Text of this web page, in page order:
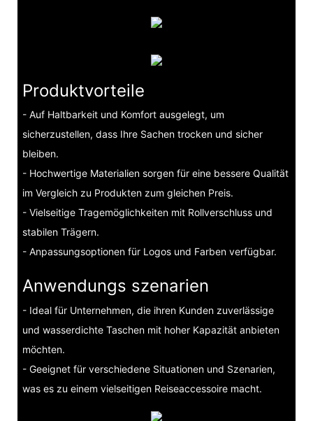
Produktvorteile
- Auf Haltbarkeit und Komfort ausgelegt, um
sicherzustellen, dass Ihre Sachen trocken und sicher
bleiben.
- Hochwertige Materialien sorgen für eine bessere Qualität
im Vergleich zu Produkten zum gleichen Preis.
- Vielseitige Tragemöglichkeiten mit Rollverschluss und
stabilen Trägern.
- Anpassungsoptionen für Logos und Farben verfügbar.
Anwendungs szenarien
- Ideal für Unternehmen, die ihren Kunden zuverlässige
und wasserdichte Taschen mit hoher Kapazität anbieten
möchten.
- Geeignet für verschiedene Situationen und Szenarien,
was es zu einem vielseitigen Reiseaccessoire macht.